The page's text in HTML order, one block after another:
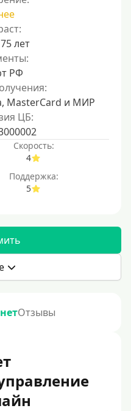
лет
РФ
MasterCard и МИР
ЦБ:
Скорость:
4
Поддержка:
5
Отзывы